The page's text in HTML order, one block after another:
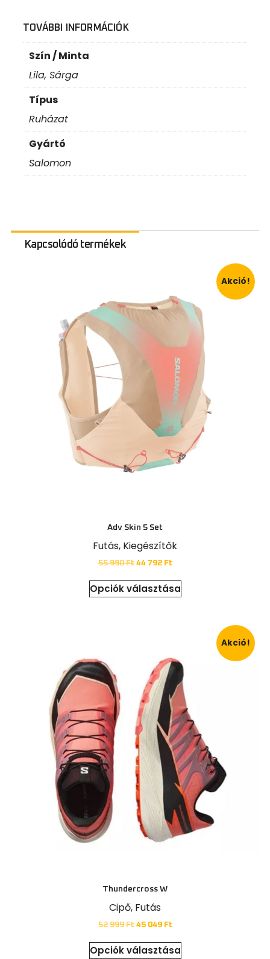
TOVÁBBI INFORMÁCIÓK
Szín / Minta
Lila, Sárga
Típus
Ruházat
Gyártó
Salomon
Kapcsolódó termékek
Akció!
Adv Skin 5 Set
Futás, Kiegészítők
55 990Ft 44 792 Ft
Opciók választása
Akció!
Thundercross W
Cipő, Futás
52 999Ft 45 049 Ft
Opciók választása
Idei újdonság
Síszerviz mellett 2025 decemberétől Salomon